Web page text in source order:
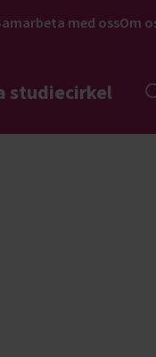
med ossOm
studiecirkel